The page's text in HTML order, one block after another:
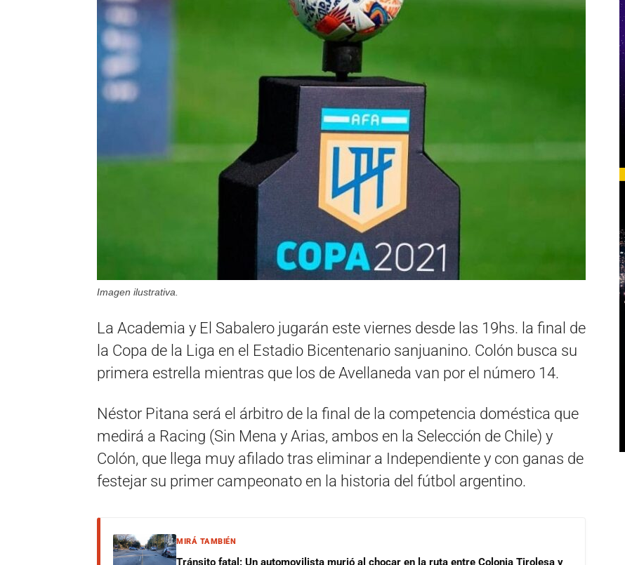
Imagen ilustrativa.
La Academia y El Sabalero jugarán este viernes desde las 19hs. la final de
la Copa de la Liga en el Estadio Bicentenario sanjuanino. Colón busca su
primera estrella mientras que los de Avellaneda van por el número 14.
Néstor Pitana será el árbitro de la final de la competencia doméstica que
medirá a Racing (Sin Mena y Arias, ambos en la Selección de Chile) y
Colón, que llega muy afilado tras eliminar a Independiente y con ganas de
festejar su primer campeonato en la historia del fútbol argentino.
MIRÁ TAMBIÉN
Tránsito fatal: Un automovilista murió al chocar en la ruta entre Colonia Tirolesa y